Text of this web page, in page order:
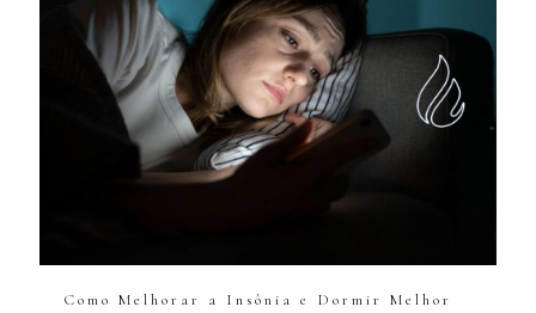
Como Melhorar a Insônia e Dormir Melhor